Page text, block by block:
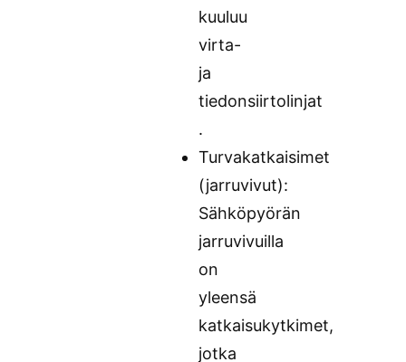
kuuluu
virta-
ja
tiedonsiirtolinjat
.
Turvakatkaisimet
(jarruvivut):
Sähköpyörän
jarruvivuilla
on
yleensä
katkaisukytkimet,
jotka